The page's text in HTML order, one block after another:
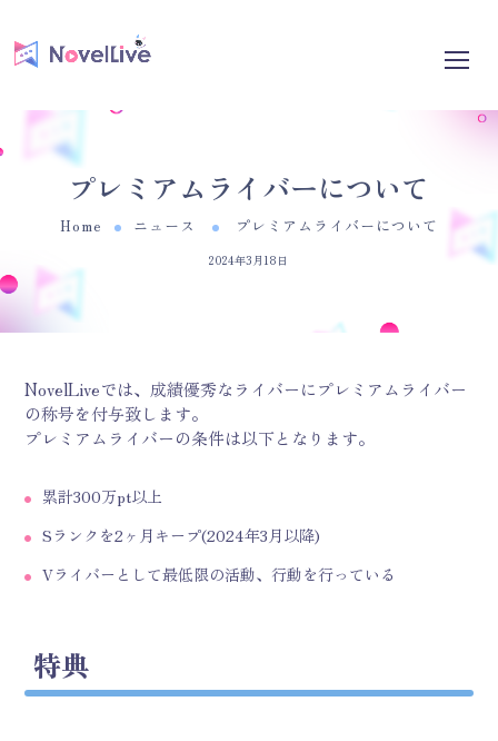
プレミアムライバーについて
Home ニュース プレミアムライバーについて
2024年3月18日
NovelLiveでは、成績優秀なライバーにプレミアムライバー
の称号を付与致します。
プレミアムライバーの条件は以下となります。
累計300万pt以上
Sランクを2ヶ月キープ(2024年3月以降)
Vライバーとして最低限の活動、行動を行っている
特典